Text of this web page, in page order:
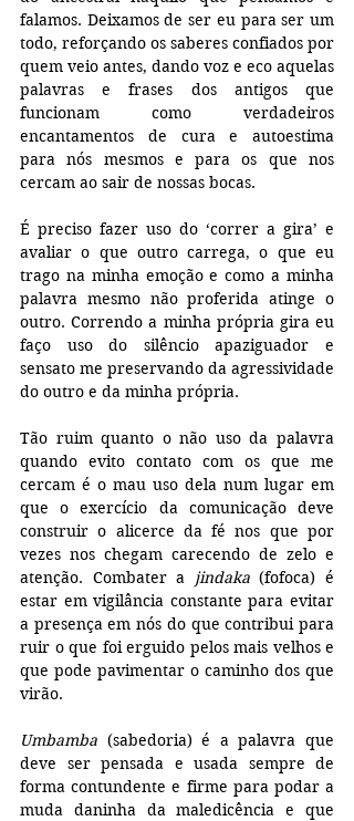
falamos. Deixamos de ser eu para ser um
todo, reforçando os saberes confiados por
quem veio antes, dando voz e eco aquelas
palavras e frases dos antigos que
funcionam como verdadeiros
encantamentos de cura e autoestima
para nós mesmos e para os que nos
cercam ao sair de nossas bocas.
É preciso fazer uso do ‘correr a gira’ e
avaliar o que outro carrega, o que eu
trago na minha emoção e como a minha
palavra mesmo não proferida atinge o
outro. Correndo a minha própria gira eu
faço uso do silêncio apaziguador e
sensato me preservando da agressividade
do outro e da minha própria.
Tão ruim quanto o não uso da palavra
quando evito contato com os que me
cercam é o mau uso dela num lugar em
que o exercício da comunicação deve
construir o alicerce da fé nos que por
vezes nos chegam carecendo de zelo e
atenção. Combater a jindaka (fofoca) é
estar em vigilância constante para evitar
a presença em nós do que contribui para
ruir o que foi erguido pelos mais velhos e
que pode pavimentar o caminho dos que
virão.
Umbamba (sabedoria) é a palavra que
deve ser pensada e usada sempre de
forma contundente e firme para podar a
muda daninha da maledicência e que